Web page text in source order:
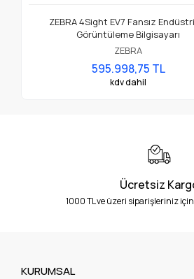
ZEBRA 4Sight EV7 Fansız
Görüntüleme Bilgisayarı
ZEBRA
595.998,75 TL
kdv dahil
Ücretsiz
1000 TL ve üzeri siparişleriniz
KURUMSAL